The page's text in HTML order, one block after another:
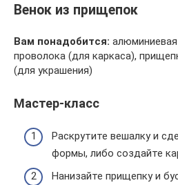
Венок из прищепок
Вам понадобится:
проволока (для каркаса),
(для украшения)
Мастер-класс
Раскрутите вешалку и
формы, либо создайте
Нанизайте прищепку и